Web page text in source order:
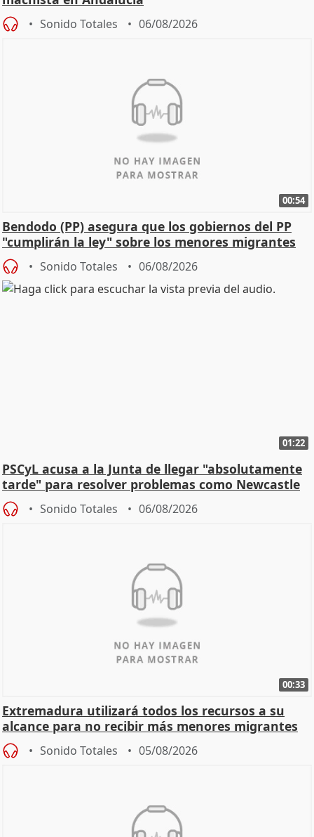
Sonido Totales 06/08/2026
00:54
Bendodo (PP) asegura que los gobiernos del PP
"cumplirán la ley" sobre los menores migrantes
Sonido Totales 06/08/2026
01:22
PSCyL acusa a la Junta de llegar "absolutamente
tarde" para resolver problemas como Newcastle
Sonido Totales 06/08/2026
00:33
Extremadura utilizará todos los recursos a su
alcance para no recibir más menores migrantes
Sonido Totales 05/08/2026